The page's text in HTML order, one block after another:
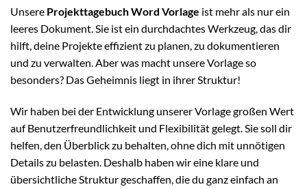
Unsere Projekttagebuch Word Vorlage ist mehr als nur ein
leeres Dokument. Sie ist ein durchdachtes Werkzeug, das dir
hilft, deine Projekte effizient zu planen, zu dokumentieren
und zu verwalten. Aber was macht unsere Vorlage so
besonders? Das Geheimnis liegt in ihrer Struktur!
Wir haben bei der Entwicklung unserer Vorlage großen Wert
auf Benutzerfreundlichkeit und Flexibilität gelegt. Sie soll dir
helfen, den Überblick zu behalten, ohne dich mit unnötigen
Details zu belasten. Deshalb haben wir eine klare und
übersichtliche Struktur geschaffen, die du ganz einfach an